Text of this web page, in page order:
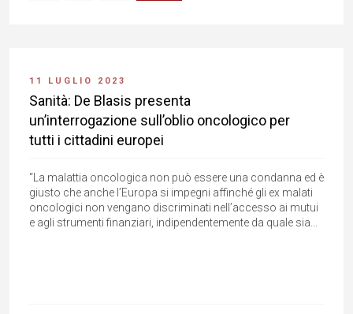
11 LUGLIO 2023
Sanità: De Blasis presenta
un’interrogazione sull’oblio oncologico per
tutti i cittadini europei
“La malattia oncologica non può essere una condanna ed è
giusto che anche l’Europa si impegni affinché gli ex malati
oncologici non vengano discriminati nell’accesso ai mutui
e agli strumenti finanziari, indipendentemente da quale sia...